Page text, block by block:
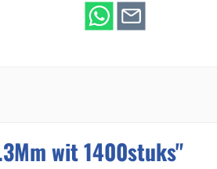
wit 1400stuks"